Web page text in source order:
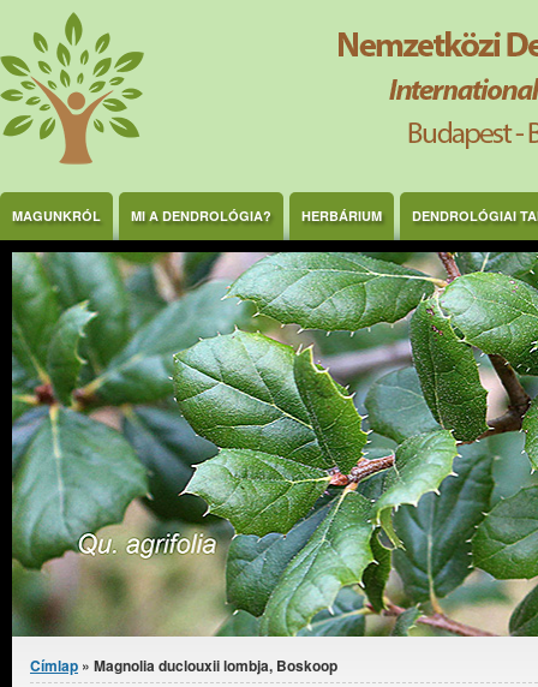
Ugrás a tartalomra
MAGUNKRÓL MI A DENDROLÓGIA? HERBÁRIUM DENDROLÓGIAI
Jelenlegi hely
Címlap » Magnolia duclouxii lombja, Boskoop